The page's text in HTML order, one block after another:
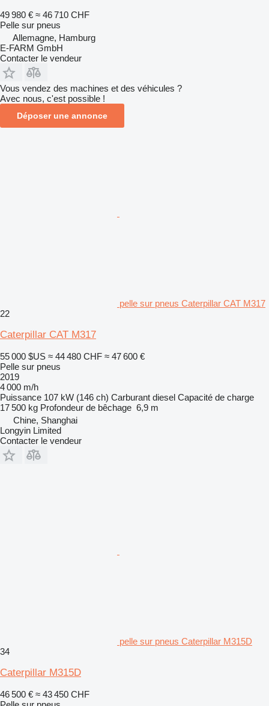
49 980 € ≈ 46 710 CHF
Pelle sur pneus
Allemagne, Hamburg
E-FARM GmbH
Contacter le vendeur
Vous vendez des machines et des véhicules ?
Avec nous, c'est possible !
Déposer une annonce
pelle sur pneus Caterpillar CAT M317
22
Caterpillar CAT M317
55 000 $US ≈ 44 480 CHF ≈ 47 600 €
Pelle sur pneus
2019
4 000 m/h
Puissance 107 kW (146 ch) Carburant diesel Capacité de charge
17 500 kg Profondeur de bêchage 6,9 m
Chine, Shanghai
Longyin Limited
Contacter le vendeur
pelle sur pneus Caterpillar M315D
34
Caterpillar M315D
46 500 € ≈ 43 450 CHF